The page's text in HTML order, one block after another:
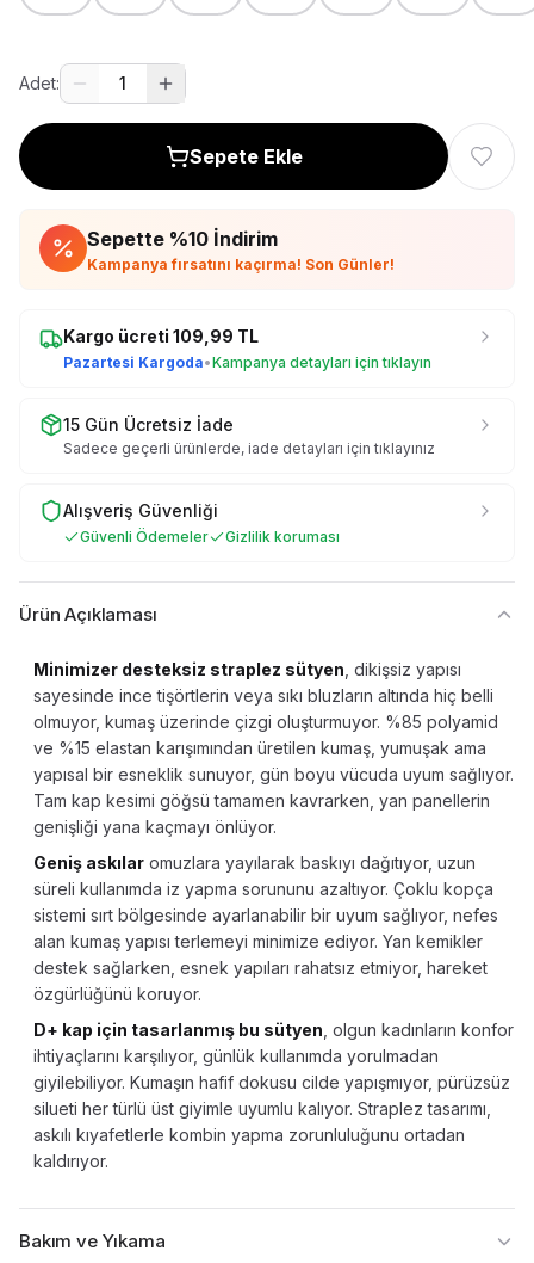
Adet: 1
Sepete Ekle
Sepette %10 İndirim
Kampanya fırsatını kaçırma! Son Günler!
Kargo ücreti 109,99 TL
Pazartesi Kargoda•Kampanya detayları için tıklayın
15 Gün Ücretsiz İade
Sadece geçerli ürünlerde, iade detayları için tıklayınız
Alışveriş Güvenliği
Güvenli Ödemeler Gizlilik koruması
Ürün Açıklaması
Minimizer desteksiz straplez sütyen , dikişsiz yapısı
sayesinde ince tişörtlerin veya sıkı bluzların altında hiç belli
olmuyor, kumaş üzerinde çizgi oluşturmuyor. %85 polyamid
ve %15 elastan karışımından üretilen kumaş, yumuşak ama
yapısal bir esneklik sunuyor, gün boyu vücuda uyum sağlıyor.
Tam kap kesimi göğsü tamamen kavrarken, yan panellerin
genişliği yana kaçmayı önlüyor.
Geniş askılar omuzlara yayılarak baskıyı dağıtıyor, uzun
süreli kullanımda iz yapma sorununu azaltıyor. Çoklu kopça
sistemi sırt bölgesinde ayarlanabilir bir uyum sağlıyor, nefes
alan kumaş yapısı terlemeyi minimize ediyor. Yan kemikler
destek sağlarken, esnek yapıları rahatsız etmiyor, hareket
özgürlüğünü koruyor.
D+ kap için tasarlanmış bu sütyen , olgun kadınların konfor
ihtiyaçlarını karşılıyor, günlük kullanımda yorulmadan
giyilebiliyor. Kumaşın hafif dokusu cilde yapışmıyor, pürüzsüz
silueti her türlü üst giyimle uyumlu kalıyor. Straplez tasarımı,
askılı kıyafetlerle kombin yapma zorunluluğunu ortadan
kaldırıyor.
Bakım ve Yıkama